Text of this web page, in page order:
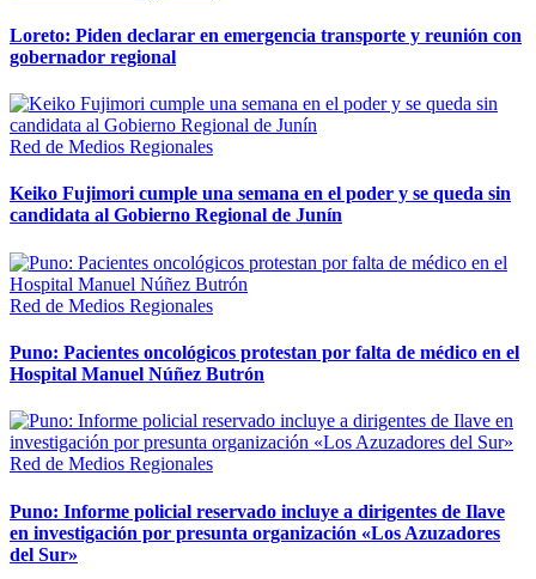
Loreto: Piden declarar en emergencia transporte y reunión con
gobernador regional
Red de Medios Regionales
Keiko Fujimori cumple una semana en el poder y se queda sin
candidata al Gobierno Regional de Junín
Red de Medios Regionales
Puno: Pacientes oncológicos protestan por falta de médico en el
Hospital Manuel Núñez Butrón
Red de Medios Regionales
Puno: Informe policial reservado incluye a dirigentes de Ilave
en investigación por presunta organización «Los Azuzadores
del Sur»